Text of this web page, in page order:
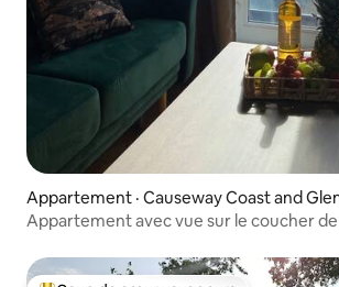
Appartement · Causeway Coast and
Appartement avec vue sur le coucher de